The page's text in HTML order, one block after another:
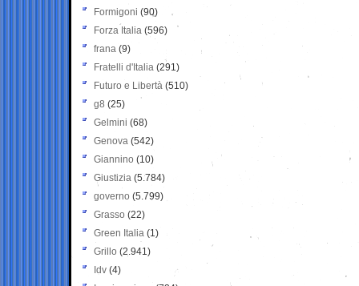
Formigoni (90)
Forza Italia (596)
frana (9)
Fratelli d'Italia (291)
Futuro e Libertà (510)
g8 (25)
Gelmini (68)
Genova (542)
Giannino (10)
Giustizia (5.784)
governo (5.799)
Grasso (22)
Green Italia (1)
Grillo (2.941)
Idv (4)